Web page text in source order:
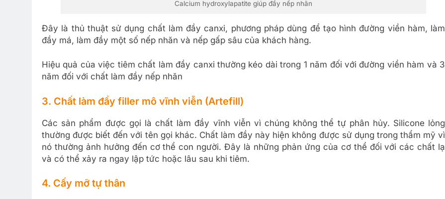
Calcium hydroxylapatite giúp đầy nếp nhăn
Đây là thủ thuật sử dụng chất làm đầy canxi, phương pháp dùng để tạo hình đường viền hàm, làm
đầy má, làm đầy một số nếp nhăn và nếp gấp sâu của khách hàng.
Hiệu quả của việc tiêm chất làm đầy canxi thường kéo dài trong 1 năm đối với đường viền hàm và 3
năm đối với chất làm đầy nếp nhăn
3. Chất làm đầy filler mô vĩnh viễn (Artefill)
Các sản phẩm được gọi là chất làm đầy vĩnh viễn vì chúng không thể tự phân hủy. Silicone lỏng
thường được biết đến với tên gọi khác. Chất làm đầy này hiện không được sử dụng trong thẩm mỹ vì
nó thường ảnh hưởng đến cơ thể con người. Đây là những phản ứng của cơ thể đối với các chất lạ
và có thể xảy ra ngay lập tức hoặc lâu sau khi tiêm.
4. Cấy mỡ tự thân